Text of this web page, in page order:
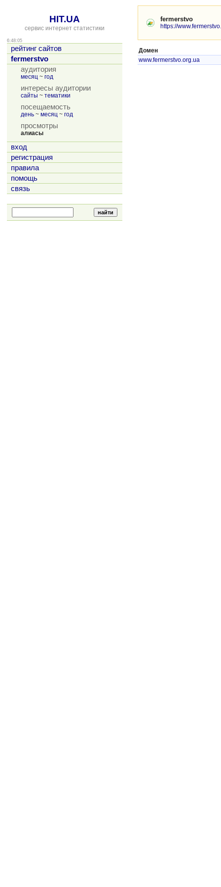
HIT.UA
сервис интернет статистики
6:48:05
рейтинг сайтов
fermerstvo
аудитория
месяц ~ год
интересы аудитории
сайты ~ тематики
посещаемость
день ~ месяц ~ год
просмотры
алиасы
вход
регистрация
правила
помощь
связь
fermerstvo
https://
Домен
www.fermerstvo.org.ua